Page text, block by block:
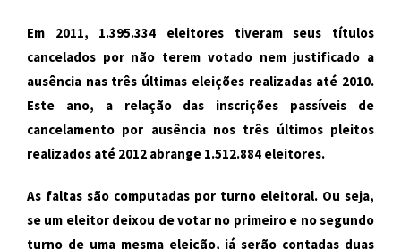
Em 2011, 1.395.334 eleitores tiveram seus títulos
cancelados por não terem votado nem justificado a
ausência nas três últimas eleições realizadas até 2010.
Este ano, a relação das inscrições passíveis de
cancelamento por ausência nos três últimos pleitos
realizados até 2012 abrange 1.512.884 eleitores.
As faltas são computadas por turno eleitoral. Ou seja,
se um eleitor deixou de votar no primeiro e no segundo
turno de uma mesma eleição, já serão contadas duas